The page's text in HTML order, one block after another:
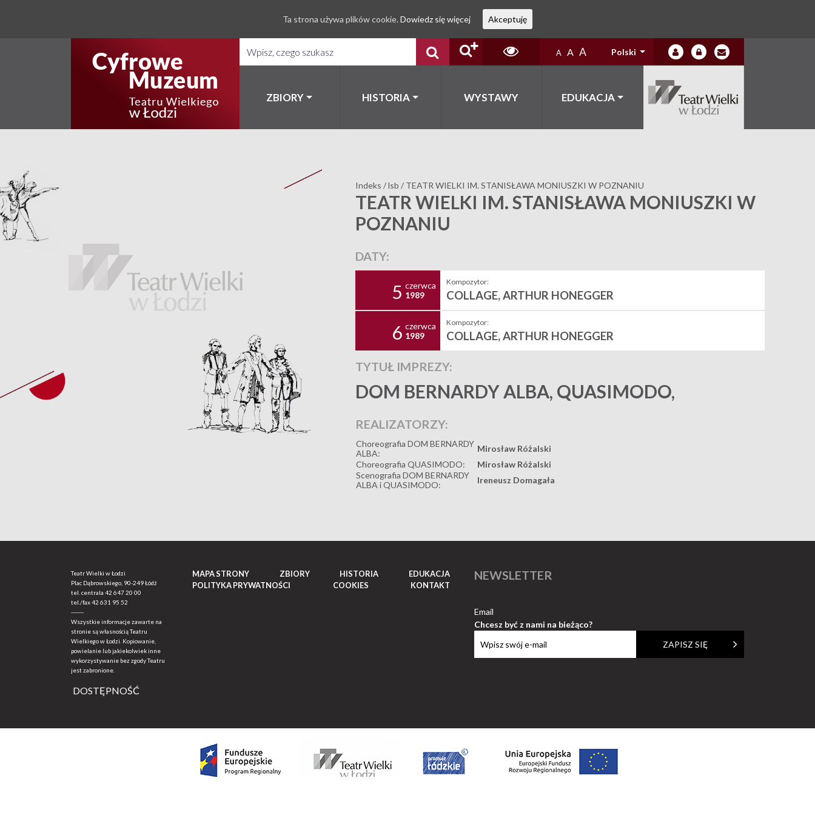
A A A Polski
ZBIORY HISTORIA WYSTAWY EDUKACJA
Indeks /lsb / TEATR WIELKI IM. STANISŁAWA MONIUSZKI W POZNANIU
TEATR WIELKI IM. STANISŁAWA MONIUSZKI W
POZNANIU
DATY:
5 czerwca
1989
Kompozytor:
COLLAGE, ARTHUR HONEGGER
6 czerwca
1989
Kompozytor:
COLLAGE, ARTHUR HONEGGER
TYTUŁ IMPREZY:
DOM BERNARDY ALBA, QUASIMODO,
REALIZATORZY:
Choreografia DOM BERNARDY
ALBA:
Mirosław Różalski
Choreografia QUASIMODO:
Mirosław Różalski
Scenografia DOM BERNARDY
ALBA i QUASIMODO:
Ireneusz Domagała
Teatr Wielki w Łodzi
Plac Dąbrowskiego, 90-249 Łódź
tel. centrala 42 647 20 00
tel./fax42 631 95 52
-------
Wszystkie informacje zawarte na
stronie są własnością Teatru
Wielkiego w Łodzi. Kopiowanie,
powielanie lub jakiekolwiek inne
wykorzystywanie bez zgody Teatru
jest zabronione.
DOSTĘPNOŚĆ
MAPA STRONY ZBIORY HISTORIA
EDUKACJA
POLITYKA PRYWATNOŚCI
COOKIES KONTAKT
NEWSLETTER
Email
Chcesz być z nami na bieżąco?
Ta strona używa plików cookie. Dowiedz się więcej Akceptuję